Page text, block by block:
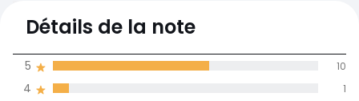
4,1
moyenne des avis
dans toutes les
Détails de la note
4 1
5 10